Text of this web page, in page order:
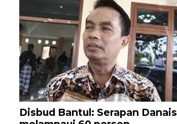
Disbud Bantul: Serapan Danais